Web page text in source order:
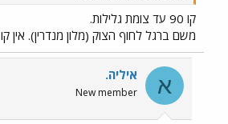
קו 90 עד צומת גלילות.
משם ברגל לחוף הצוק (מלון מנדרין). אין
א איליה.
New member